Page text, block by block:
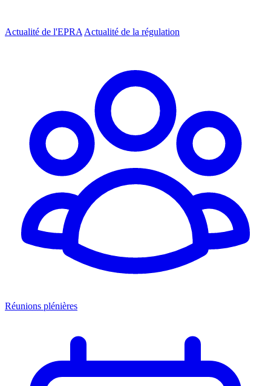
Actualité de l'EPRA Actualité de la régulation
Réunions plénières